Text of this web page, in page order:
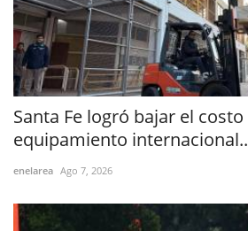
Santa Fe logró bajar el costo
equipamiento
enelarea Ago 7, 2026